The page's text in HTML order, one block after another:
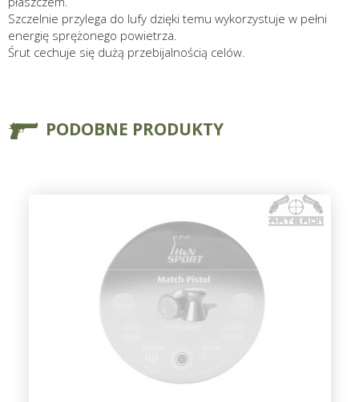
Szczelnie przylega do lufy dzięki temu wykorzystuje w pełni
energię sprężonego powietrza.
Śrut cechuje się dużą przebijalnością celów.
PODOBNE PRODUKTY